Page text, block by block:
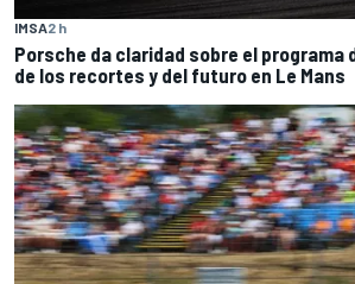
IMSA2 h
Porsche da claridad sobre el programa
de los recortes y del futuro en Le Mans